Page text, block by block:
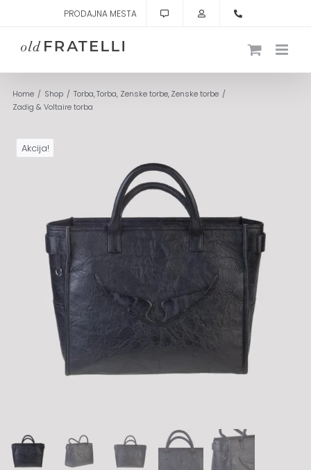
content
PRODAJNA MESTA
Home Shop Torba Torba Zenske torbe Zenske torbe
Zadig & Voltaire torba
Akcija!